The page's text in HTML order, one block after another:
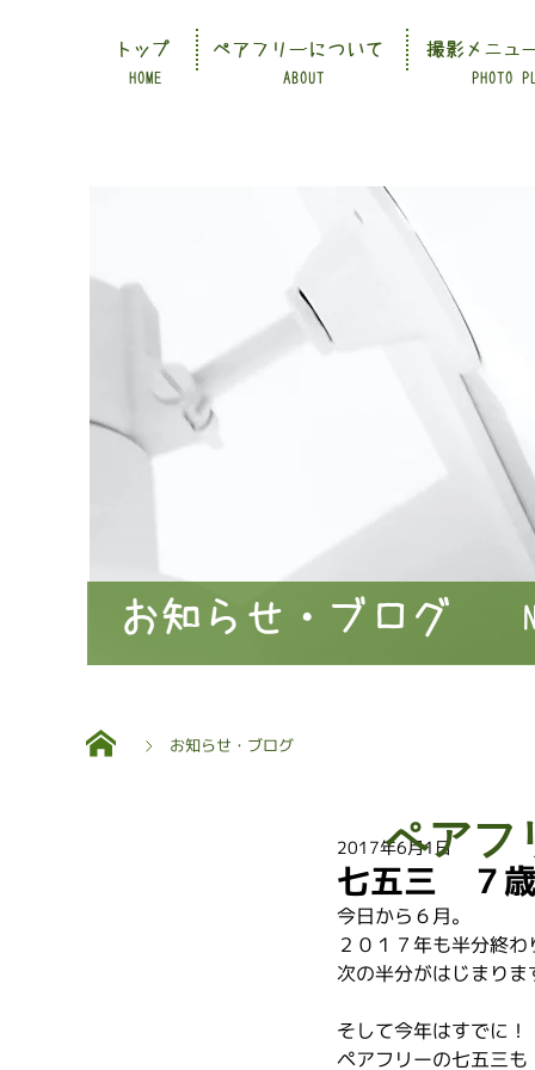
HOME ABOUT PHOTO
トップ ペアフリーについて 撮影メニュ
お知らせ・ブログ
お知らせ・ブログ
七五三 ７
2017年6月1日
今日から６月。
２０１７年も半分終わ
次の半分がはじまりま
そして今年はすでに！
ペアフリーの七五三も
ペアフ